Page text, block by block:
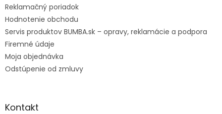
Reklamačný poriadok
Hodnotenie obchodu
Servis produktov BUMBA.sk – opravy, reklamácie a podpora
Firemné údaje
Moja objednávka
Odstúpenie od zmluvy
Kontakt